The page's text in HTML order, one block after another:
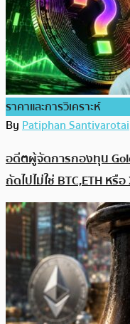
ราคาและการวิเคราะห์
ByPatiphan Santivarotai
อดีตผู้จัดการกองทุน
ถัดไปไม่ใช่ BTC,ETH หรือ